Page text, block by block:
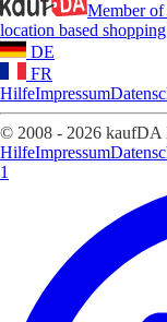
Member
location based
DE
FR
HilfeImpressum
© 2008 - 2026 kaufDA
HilfeImpressum
1